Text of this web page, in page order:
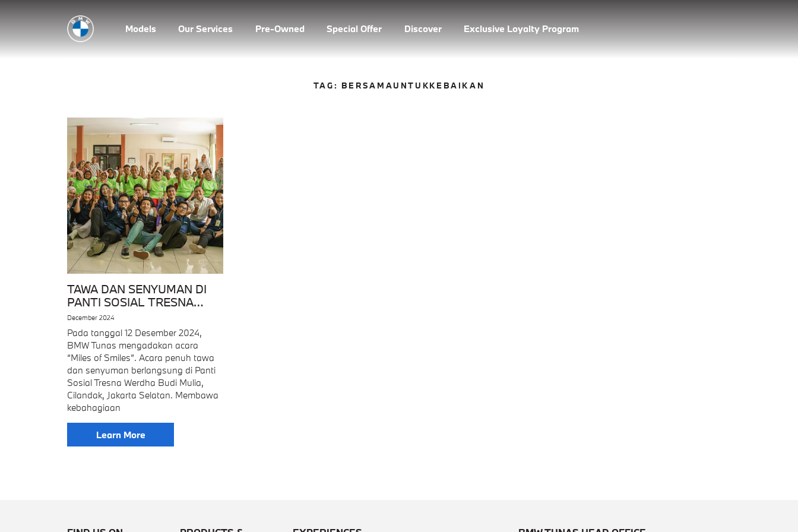
Models Our Services Pre-Owned Special Offer Discover Exclusive Loyalty Program
TAG: BERSAMAUNTUKKEBAIKAN
TAWA DAN SENYUMAN DI
PANTI SOSIAL TRESNA
WERDHA BUDI MULIA
December 2024
Pada tanggal 12 Desember 2024,
BMW Tunas mengadakan acara
“Miles of Smiles”. Acara penuh tawa
dan senyuman berlangsung di Panti
Sosial Tresna Werdha Budi Mulia,
Cilandak, Jakarta Selatan. Membawa
kebahagiaan
Learn More